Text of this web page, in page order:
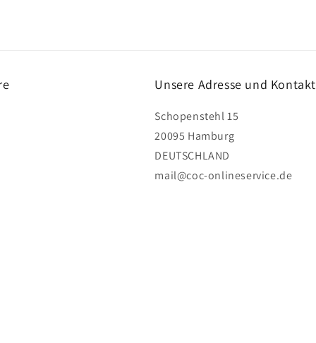
Unsere Adresse und Kontakt
Schopenstehl 15
20095 Hamburg
DEUTSCHLAND
mail@coc-onlineservice.de